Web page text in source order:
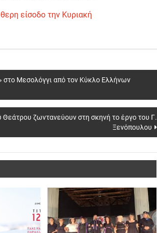
είσοδο την Κυριακή
στο Μεσολόγγι από τον Κύκλο Ελλήνων
Θεάτρου ζωντανεύουν στη σκηνή το έργο του Γ.
Ξενόπουλου